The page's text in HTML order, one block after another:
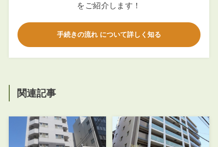
をご紹介します！
手続きの流れ について詳しく知る
関連記事